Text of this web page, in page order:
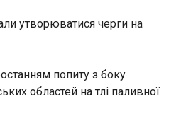
НАТО
підтримки України
серед головних і
утворюватися черги на
попиту з боку
областей на тлі паливної